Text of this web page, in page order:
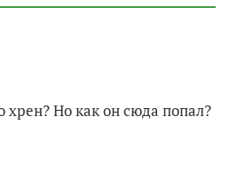
хрен? Но как он сюда попал?